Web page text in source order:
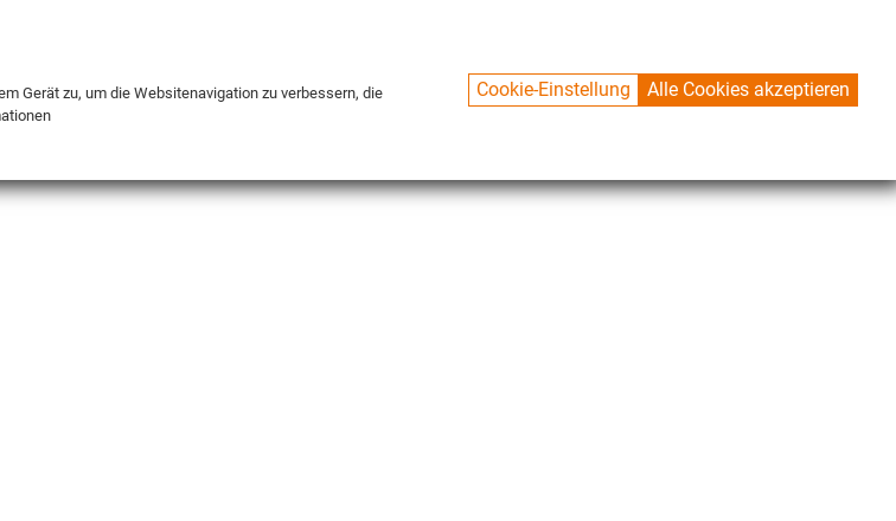
Gerät zu, um die Websitenavigation zu verbessern, die
Cookie-Einstellung Alle Cookies akzeptieren